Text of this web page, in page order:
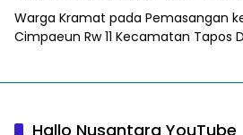
Warga Kramat pada Pemasangan
Cimpaeun Rw 11 Kecamatan Tapos
Hallo Nusantara YouTube